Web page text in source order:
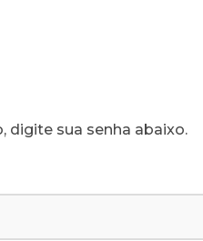
digite sua senha abaixo.